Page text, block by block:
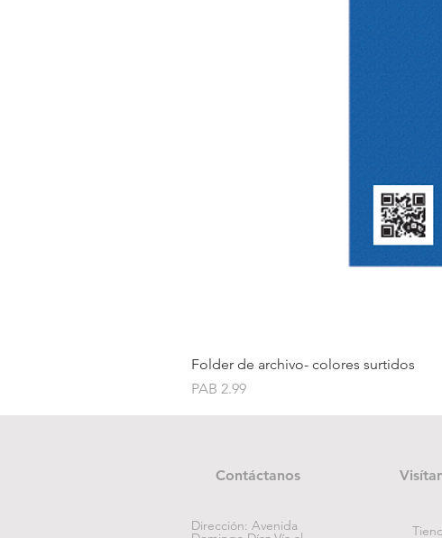
Folder de archivo- colores surtidos
Price
PAB 2.99
Contáctanos
Dirección: Avenida